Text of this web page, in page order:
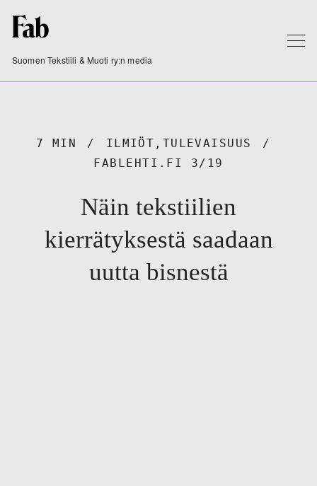
Suomen Tekstiili & Muoti ry:n media
7 MIN ILMIÖT , TULEVAISUUS
FABLEHTI.FI 3/19
Näin tekstiilien
kierrätyksestä saadaan
uutta bisnestä